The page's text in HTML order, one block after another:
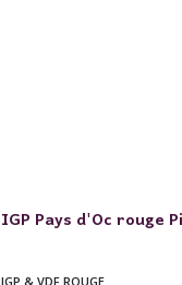
IGP Pays d'Oc rouge
IGP & VDF ROUGE